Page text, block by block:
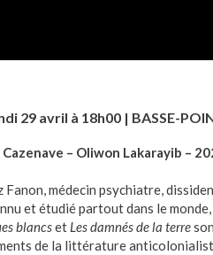
29 avril à 18h00 | BASSE-
– Oliwon Lakarayib –
Fanon, médecin psychiatre,
et étudié partout dans le
blancset Les damnés de la terre
de la littérature